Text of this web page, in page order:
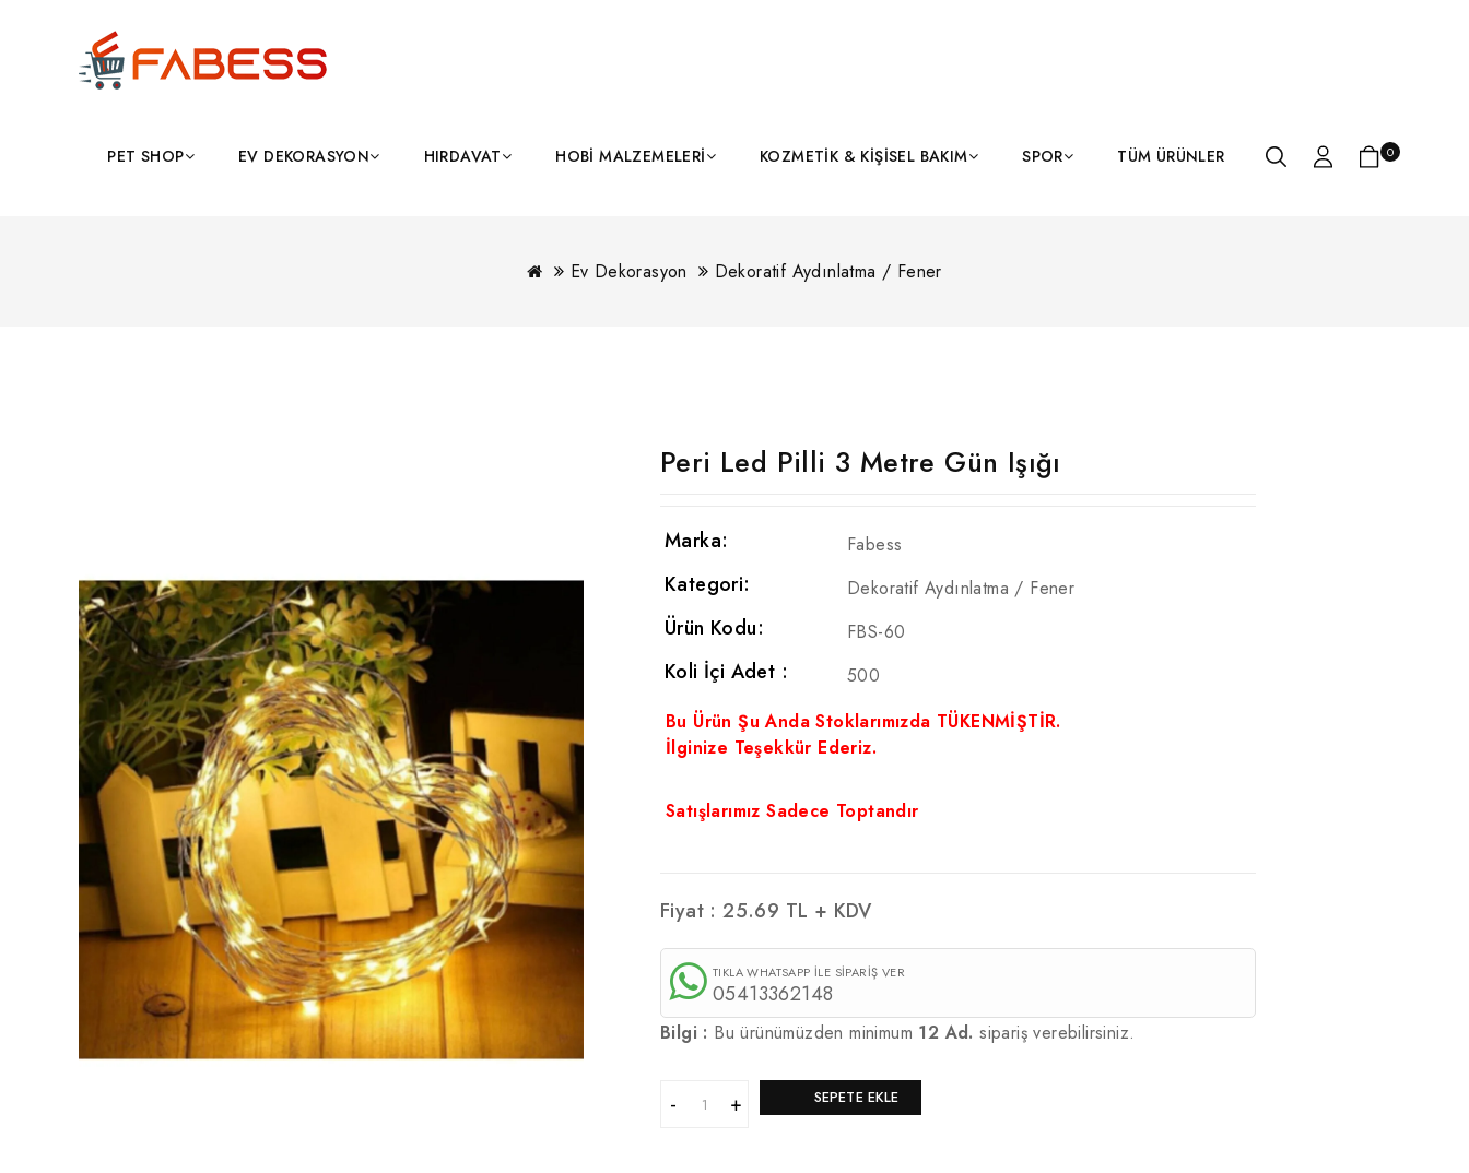
PET SHOP EV DEKORASYON HIRDAVAT HOBI MALZEMELERI KOZMETIK & KIŞISEL BAKIM SPOR TÜM ÜRÜNLER 0
Ev Dekorasyon Dekoratif Aydınlatma / Fener
Peri Led Pilli 3 Metre Gün Işığı
Marka: Fabess
Kategori: Dekoratif Aydınlatma / Fener
Ürün Kodu: FBS-60
Koli İçi Adet :
500
Bu Ürün Şu Anda Stoklarımızda TÜKENMİŞTİR.
İlginize Teşekkür Ederiz.
Satışlarımız Sadece Toptandır
Fiyat :25.69 TL + KDV
TIKLA WHATSAPP İLE SİPARİŞ VER
05413362148
Bilgi : Bu ürünümüzden minimum 12 Ad. sipariş verebilirsiniz.
SEPETE EKLE